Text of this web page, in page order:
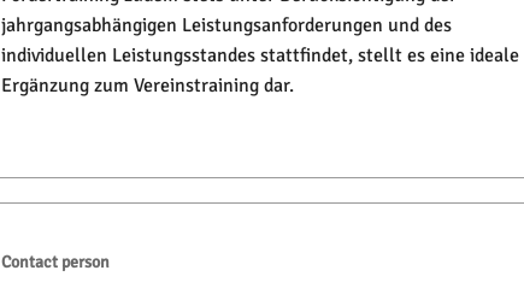
jahrgangsabhängigen Leistungsanforderungen und des
individuellen Leistungsstandes stattfindet, stellt es eine ideale
Ergänzung zum Vereinstraining dar.
Contact person